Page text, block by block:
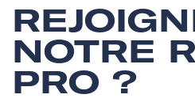
NOTRE
PRO ?